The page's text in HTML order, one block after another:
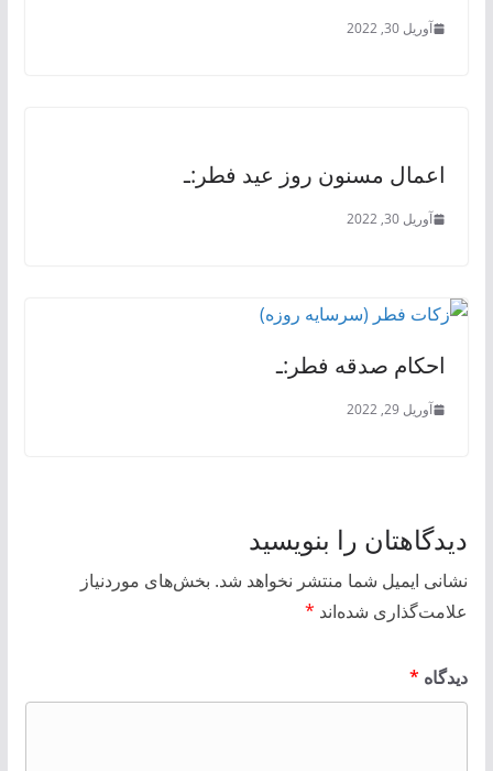
آوریل 30, 2022
اعمال مسنون روز عید فطر:ـ
آوریل 30, 2022
احكام صدقه فطر:ـ
آوریل 29, 2022
دیدگاهتان را بنویسید
نشانی ایمیل شما منتشر نخواهد شد. بخش‌های موردنیاز
علامت‌گذاری شده‌اند *
دیدگاه *